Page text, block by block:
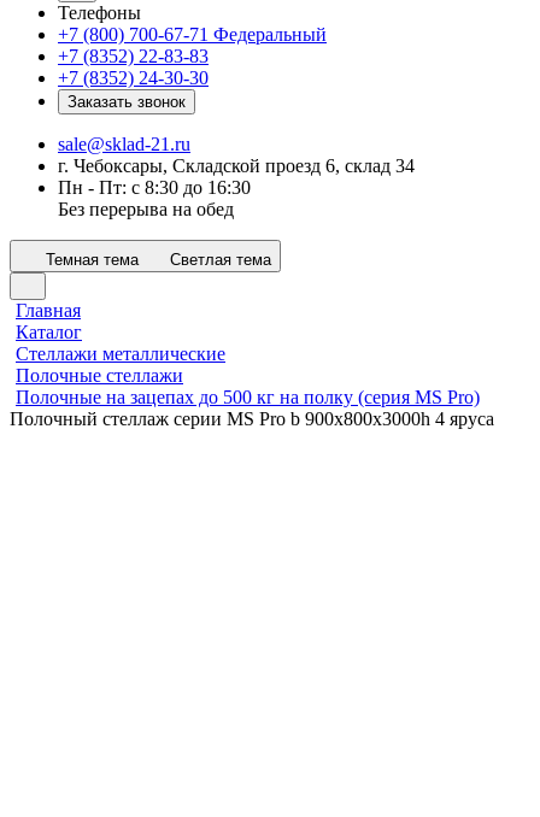
Телефоны
+7 (800) 700-67-71 Федеральный
+7 (8352) 22-83-83
+7 (8352) 24-30-30
Заказать звонок
sale@sklad-21.ru
г. Чебоксары, Складской проезд 6, склад 34
Пн - Пт: с 8:30 до 16:30
Без перерыва на обед
Темная тема Светлая тема
Главная
Каталог
Стеллажи металлические
Полочные стеллажи
Полочные на зацепах до 500 кг на полку (серия MS Pro)
Полочный стеллаж серии MS Pro b 900x800х3000h 4 яруса